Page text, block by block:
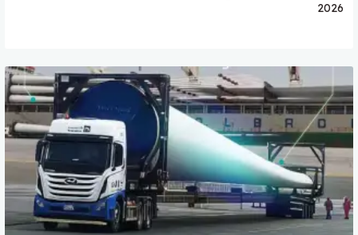
2026